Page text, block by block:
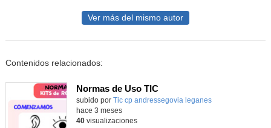
Ver más del mismo autor
Contenidos relacionados:
Normas de Uso TIC
Contenido educativo.
subido por Tic cp andressegovia leganes-
hace 3 meses
40visualizaciones